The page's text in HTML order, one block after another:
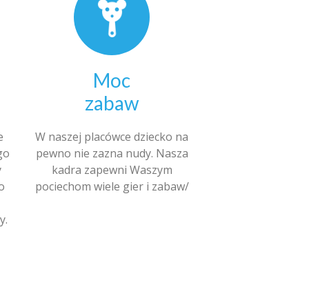
Moc
zabaw
W naszej placówce dziecko na
pewno nie zazna nudy. Nasza
kadra zapewni Waszym
pociechom wiele gier i zabaw/